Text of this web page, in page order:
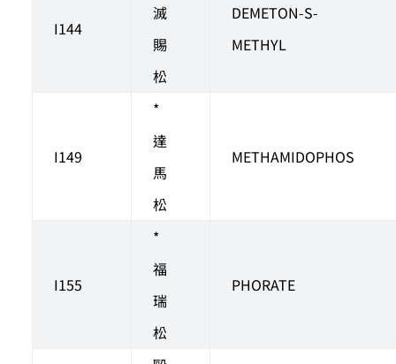
I144
滅
賜
松
DEMETON-S-
METHYL
I149
*
達
馬
松
METHAMIDOPHOS
I155
*
福
瑞
松
PHORATE